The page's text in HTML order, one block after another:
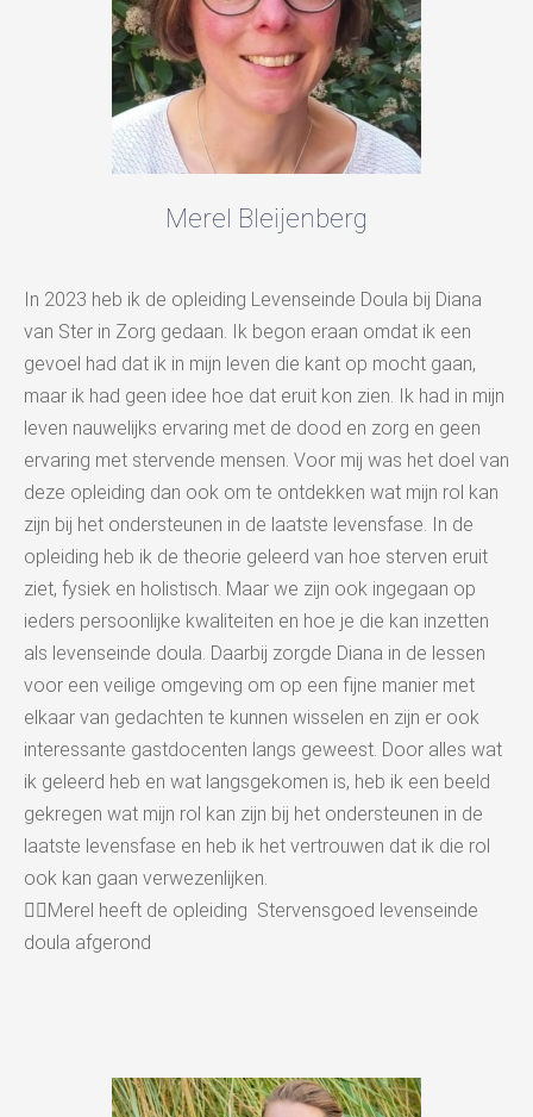
Merel Bleijenberg
In 2023 heb ik de opleiding Levenseinde Doula bij Diana
van Ster in Zorg gedaan. Ik begon eraan omdat ik een
gevoel had dat ik in mijn leven die kant op mocht gaan,
maar ik had geen idee hoe dat eruit kon zien. Ik had in mijn
leven nauwelijks ervaring met de dood en zorg en geen
ervaring met stervende mensen. Voor mij was het doel van
deze opleiding dan ook om te ontdekken wat mijn rol kan
zijn bij het ondersteunen in de laatste levensfase. In de
opleiding heb ik de theorie geleerd van hoe sterven eruit
ziet, fysiek en holistisch. Maar we zijn ook ingegaan op
ieders persoonlijke kwaliteiten en hoe je die kan inzetten
als levenseinde doula. Daarbij zorgde Diana in de lessen
voor een veilige omgeving om op een fijne manier met
elkaar van gedachten te kunnen wisselen en zijn er ook
interessante gastdocenten langs geweest. Door alles wat
ik geleerd heb en wat langsgekomen is, heb ik een beeld
gekregen wat mijn rol kan zijn bij het ondersteunen in de
laatste levensfase en heb ik het vertrouwen dat ik die rol
ook kan gaan verwezenlijken.
👉🏻Merel heeft de opleiding Stervensgoed levenseinde
doula afgerond